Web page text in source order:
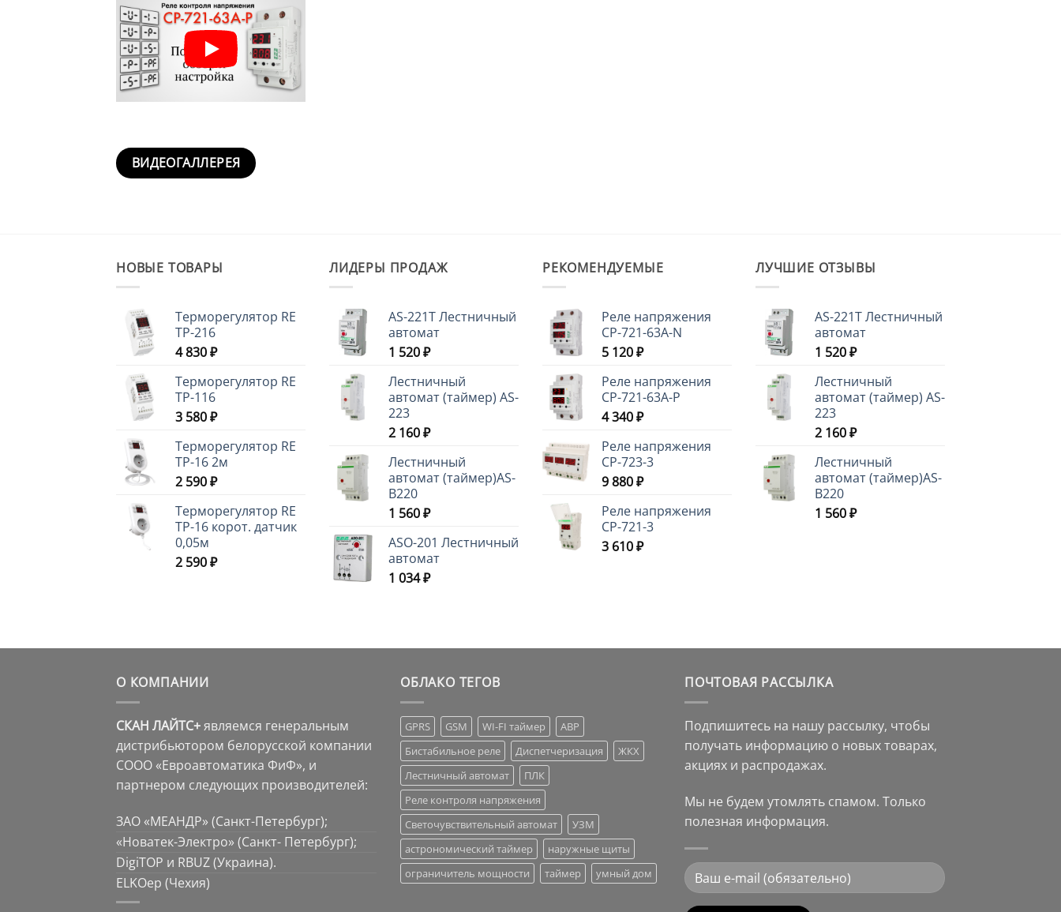
ВИДЕОГАЛЛЕРЕЯ
НОВЫЕ ТОВАРЫ
Терморегулятор RE
ТР-216
4 830₽
Терморегулятор RE
ТР-116
3 580₽
Терморегулятор RE
ТР-16 2м
2 590₽
Терморегулятор RE
ТР-16 корот. датчик
0,05м
2 590₽
ЛИДЕРЫ ПРОДАЖ
AS-221T Лестничный
автомат
1 520₽
Лестничный
автомат (таймер) AS-
223
2 160₽
Лестничный
автомат (таймер)AS-
B220
1 560₽
ASO-201 Лестничный
автомат
1 034₽
РЕКОМЕНДУЕМЫЕ
Реле напряжения
CP-721-63A-N
5 120₽
Реле напряжения
CP-721-63A-P
4 340₽
Реле напряжения
CP-723-3
9 880₽
Реле напряжения
CP-721-3
3 610₽
ЛУЧШИЕ ОТЗЫВЫ
AS-221T Лестничный
автомат
1 520₽
Лестничный
автомат (таймер) AS-
223
2 160₽
Лестничный
автомат (таймер)AS-
B220
1 560₽
О КОМПАНИИ
СКАН ЛАЙТС+являемся генеральным
дистрибьютором белорусской компании
СООО «Евроавтоматика ФиФ», и
партнером следующих производителей:
ЗАО «МЕАНДР» (Санкт-Петербург);
«Новатек-Электро» (Санкт- Петербург);
DigiTOP и RBUZ (Украина).
ELKOep (Чехия)
ОБЛАКО ТЕГОВ
GPRS GSM WI-FI таймер
АВР
Бистабильное реле
Диспетчеризация
ЖКХ
Лестничный автомат
ПЛК
Реле контроля напряжения
Светочувствительный автомат
УЗМ
астрономический таймер
наружные щиты
ограничитель мощности
таймер умный дом
ПОЧТОВАЯ РАССЫЛКА
Подпишитесь на нашу рассылку, чтобы
получать информацию о новых товарах,
акциях и распродажах.
Мы не будем утомлять спамом. Только
полезная информация.